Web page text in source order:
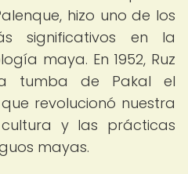
hizo uno de los
significativos en la
maya. En 1952, Ruz
tumba de Pakal el
revolucionó nuestra
y las prácticas
mayas.